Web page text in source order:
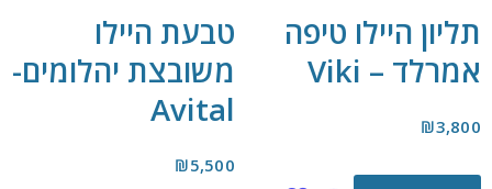
תליון היילו טיפה
אמרלד – Viki
₪3,800
טבעת היילו
משובצת יהלומים-
Avital
₪5,500